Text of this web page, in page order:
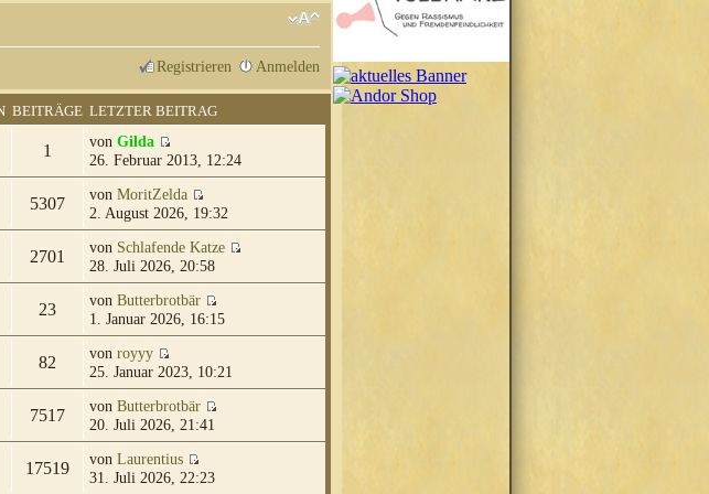
Registrieren Anmelden
BEITRÄGE LETZTER BEITRAG
1 von Gilda
26. Februar 2013, 12:24
5307 von MoritZelda
2. August 2026, 19:32
2701 von Schlafende Katze
28. Juli 2026, 20:58
23 von Butterbrotbär
1. Januar 2026, 16:15
82 von royyy
25. Januar 2023, 10:21
7517 von Butterbrotbär
20. Juli 2026, 21:41
17519 von Laurentius
31. Juli 2026, 22:23